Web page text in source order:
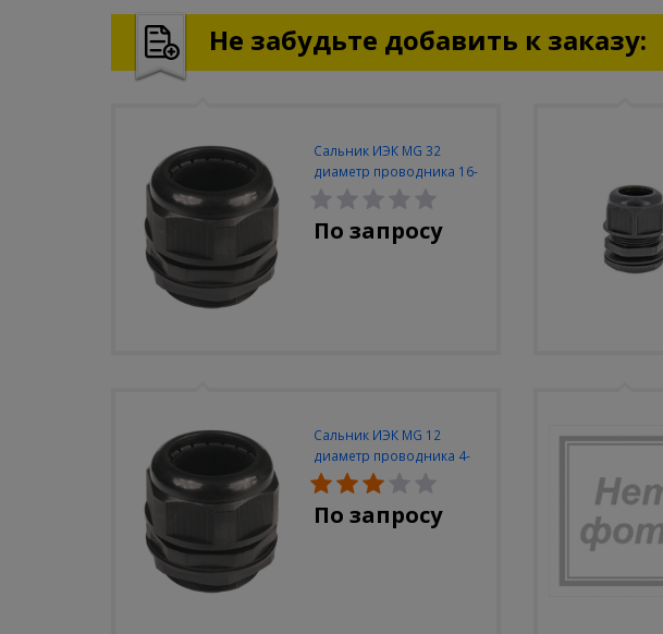
Не забудьте добавить к заказу:
Сальник ИЭК MG 32
диаметр проводника 16-
24мм IP68
По запросу
Сальник ИЭК MG 12
диаметр проводника 4-
7мм IP68
По запросу